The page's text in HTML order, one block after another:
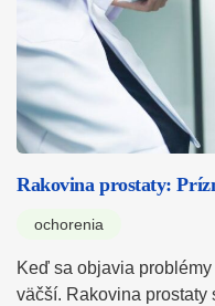
Rakovina prostaty:
ochorenia
Keď sa objavia
väčší. Rakovina prostaty